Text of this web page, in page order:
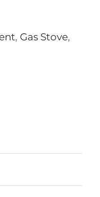
, Gas Stove,